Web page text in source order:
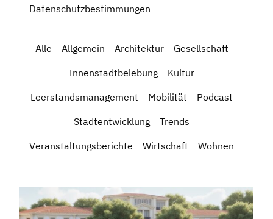
Datenschutzbestimmungen
Alle Allgemein Architektur
Gesellschaft
Innenstadtbelebung
Kultur
Leerstandsmanagement
Mobilität
Podcast
Stadtentwicklung
Trends
Veranstaltungsberichte
Wirtschaft Wohnen